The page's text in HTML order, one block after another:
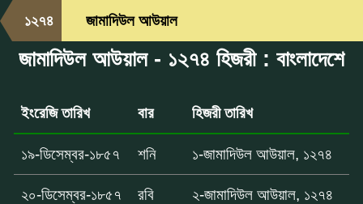
১২৭৪ জামাদিউল আউয়াল
জামাদিউল আউয়াল - ১২৭৪ হিজরী : বাংলাদেশে
ইংরেজি তারিখ বার হিজরী তারিখ
১৯-ডিসেম্বর-১৮৫৭ শনি ১-জামাদিউল আউয়াল, ১২৭৪
২০-ডিসেম্বর-১৮৫৭ রবি ২-জামাদিউল আউয়াল, ১২৭৪